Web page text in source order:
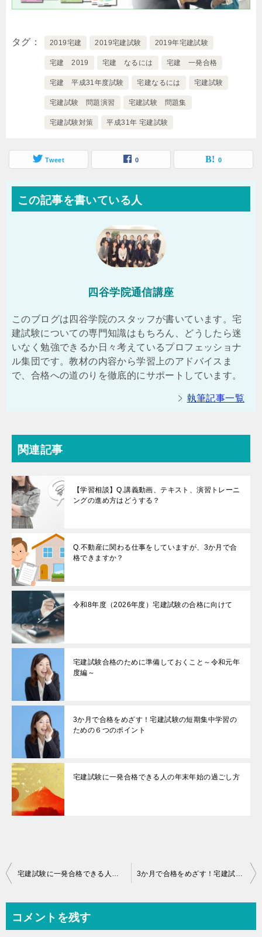
タグ 2019宅建 2019宅建試験 2019年宅建試験
宅建 2019 宅建 なるには 宅建 一発合格
宅建 平成31年度試験 宅建なるには 宅建試験
宅建試験 問題演習 宅建試験 問題集
宅建試験対策 平成31年 宅建試験
Tweet 0 0
この記事を書いている人
四谷学院通信講座
このブログは四谷学院のスタッフが書いています。宅
建試験についての専門知識はもちろん、どうしたら迷
いなく勉強できるか日々考えているプロフェッショナ
ル集団です。教材の内容から学習上のアドバイスま
で、合格への道のりを徹底的にサポートしています。
執筆記事一覧
関連記事
【学習相談】Q.講義動画、テキスト、演習トレーニ
ングの進め方はどうする？
Q.不動産に関わる仕事をしていますが、3か月で合
格できますか？
令和8年度（2026年度）宅建試験の合格に向けて
宅建試験合格のために準備しておくこと～令和元年
度編～
3か月で合格をめざす！宅建試験の短期集中学習の
ための６つのポイント
宅建試験に一発合格できる人の年末年始の過ごし方
投
ビ
宅建試験に一発合格できる人の年末年始の過ごし方 3か月で合格をめざす！宅建試験の短期集中学習のための６つのポイント
コメントを残す